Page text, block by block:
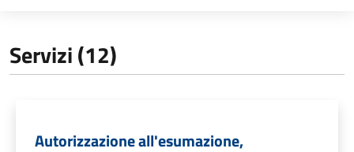
Servizi (12)
Autorizzazione all'esumazione,